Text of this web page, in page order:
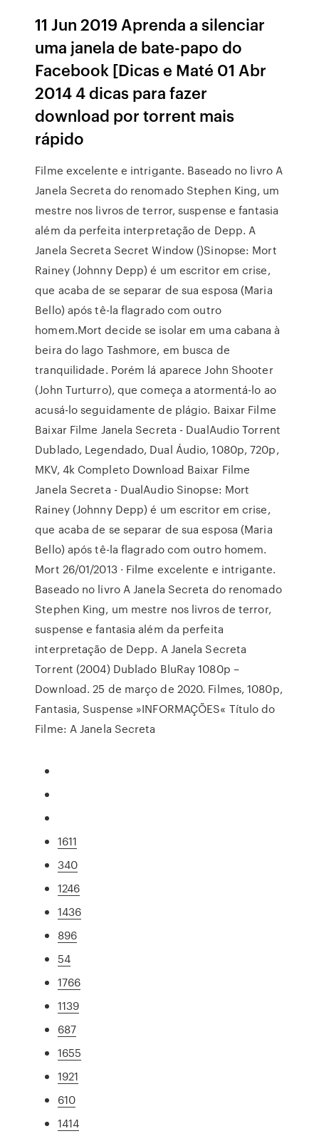
11 Jun 2019 Aprenda a silenciar
uma janela de bate-papo do
Facebook [Dicas e Maté 01 Abr
2014 4 dicas para fazer
download por torrent mais
rápido
Filme excelente e intrigante. Baseado no livro A
Janela Secreta do renomado Stephen King, um
mestre nos livros de terror, suspense e fantasia
além da perfeita interpretação de Depp. A
Janela Secreta Secret Window ()Sinopse: Mort
Rainey (Johnny Depp) é um escritor em crise,
que acaba de se separar de sua esposa (Maria
Bello) após tê-la flagrado com outro
homem.Mort decide se isolar em uma cabana à
beira do lago Tashmore, em busca de
tranquilidade. Porém lá aparece John Shooter
(John Turturro), que começa a atormentá-lo ao
acusá-lo seguidamente de plágio. Baixar Filme
Baixar Filme Janela Secreta - DualAudio Torrent
Dublado, Legendado, Dual Áudio, 1080p, 720p,
MKV, 4k Completo Download Baixar Filme
Janela Secreta - DualAudio Sinopse: Mort
Rainey (Johnny Depp) é um escritor em crise,
que acaba de se separar de sua esposa (Maria
Bello) após tê-la flagrado com outro homem.
Mort 26/01/2013 · Filme excelente e intrigante.
Baseado no livro A Janela Secreta do renomado
Stephen King, um mestre nos livros de terror,
suspense e fantasia além da perfeita
interpretação de Depp. A Janela Secreta
Torrent (2004) Dublado BluRay 1080p –
Download. 25 de março de 2020. Filmes, 1080p,
Fantasia, Suspense »INFORMAÇÕES« Título do
Filme: A Janela Secreta
1611
340
1246
1436
896
54
1766
1139
687
1655
1921
610
1414